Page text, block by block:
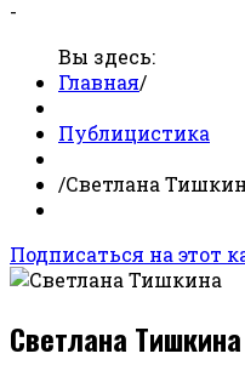
-
Вы здесь:
Главная/
Публицистика
/Светлана
Подписаться на этот
Светлана Тишкина